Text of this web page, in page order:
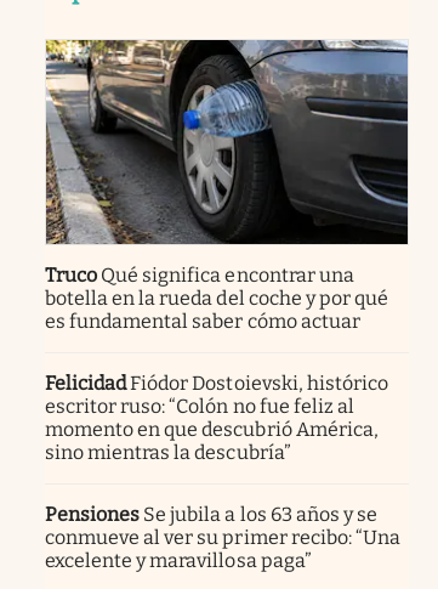
Truco Qué significa encontrar una
botella en la rueda del coche y por qué
es fundamental saber cómo actuar
FelicidadFiódor Dostoievski, histórico
escritor ruso: “Colón no fue feliz al
momento en que descubrió América,
sino mientras la descubría”
Pensiones Se jubila a los 63 años y se
conmueve al ver su primer recibo: “Una
excelente y maravillosa paga”